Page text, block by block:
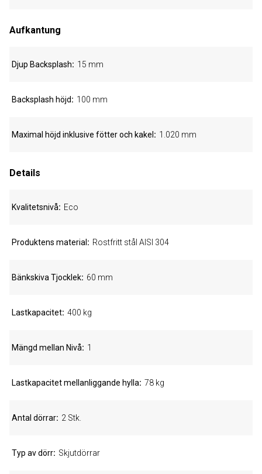
Aufkantung
Djup Backsplash 15 mm
Backsplash höjd 100 mm
Maximal höjd inklusive fötter och kakel 1.020 mm
Details
Kvalitetsnivå Eco
Produktens material Rostfritt stål AISI 304
Bänkskiva Tjocklek 60 mm
Lastkapacitet 400 kg
Mängd mellan Nivå 1
Lastkapacitet mellanliggande hylla 78 kg
Antal dörrar 2 Stk.
Typ av dörr Skjutdörrar